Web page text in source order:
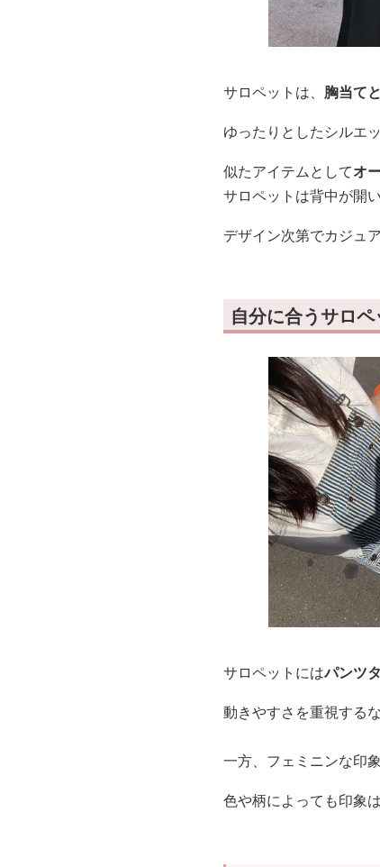
サロペットは、 胸当て
ゆったりとしたシルエ
似たアイテムとしてオ
サロペットは背中が開
デザイン次第でカジュ
自分に合うサロ
サロペットにはパンツ
動きやすさを重視する
一方、フェミニンな印
色や柄によっても印象は